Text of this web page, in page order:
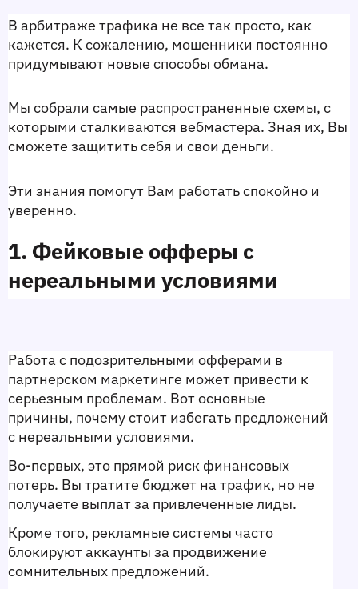
В арбитраже трафика не все так просто, как
кажется. К сожалению, мошенники постоянно
придумывают новые способы обмана.
Мы собрали самые распространенные схемы, с
которыми сталкиваются вебмастера. Зная их, Вы
сможете защитить себя и свои деньги.
Эти знания помогут Вам работать спокойно и
уверенно.
1. Фейковые офферы с
нереальными условиями
Работа с подозрительными офферами в
партнерском маркетинге может привести к
серьезным проблемам. Вот основные
причины, почему стоит избегать предложений
с нереальными условиями.
Во-первых, это прямой риск финансовых
потерь. Вы тратите бюджет на трафик, но не
получаете выплат за привлеченные лиды.
Кроме того, рекламные системы часто
блокируют аккаунты за продвижение
сомнительных предложений.